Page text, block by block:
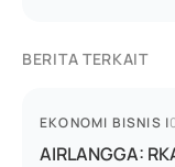
BERITA TERKAIT
EKONOMI BISNIS |
AIRLANGGA: